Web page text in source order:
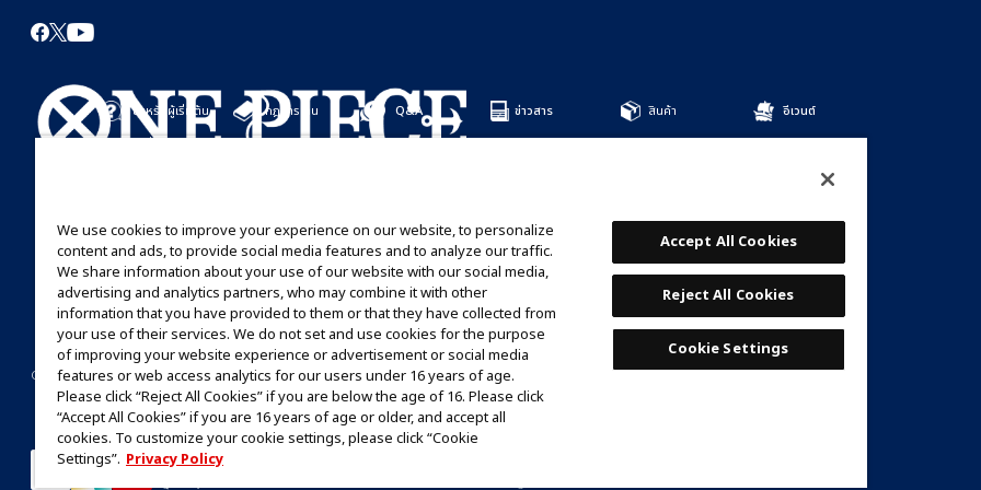
สำหรับผู้เริ่มต้น กฎการเล่น Q&A ข่าวสาร สินค้า อีเวนต์
การ์ด
รายชื่อการ์ด
เด็คที่แนะนำ
CONTACT USCookie SettingsPRIVACY POLICYGLOBAL ENTRANCE
©Eiichiro Oda/Shueisha©Eiichiro Oda/Shueisha, Toei Animation
ห้ามคัดลอกรูปภาพ,ข้อความและข้อมูลทั้งหมดในเว็บไซต์นี้โดยไม่ได้รับอนุญาต
โปรดทราบว่ารูปภาพในเว็บไซต์นี้อาจแตกต่างจากสินค้าจริงที่อยู่ระหว่างการพัฒนา
*Apple และโลโก้ Apple เป็นเครื่องหมายการค้าของบริษัท Apple Inc.
We use cookies to improve your experience on our website, to personalize
content and ads, to provide social media features and to analyze our traffic.
We share information about your use of our website with our social media,
advertising and analytics partners, who may combine it with other
information that you have provided to them or that they have collected from
your use of their services. We do not set and use cookies for the purpose
of improving your website experience or advertisement or social media
features or web access analytics for our users under 16 years of age.
Please click “Reject All Cookies” if you are below the age of 16. Please click
“Accept All Cookies” if you are 16 years of age or older, and accept all
cookies. To customize your cookie settings, please click “Cookie
Settings”. Privacy Policy
Accept All Cookies
Reject All Cookies
Cookie Settings